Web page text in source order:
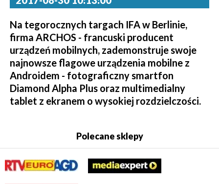
Na tegorocznych targach IFA w Berlinie,
firma ARCHOS - francuski producent
urządzeń mobilnych, zademonstruje swoje
najnowsze flagowe urządzenia mobilne z
Androidem - fotograficzny smartfon
Diamond Alpha Plus oraz multimedialny
tablet z ekranem o wysokiej rozdzielczości.
Polecane sklepy